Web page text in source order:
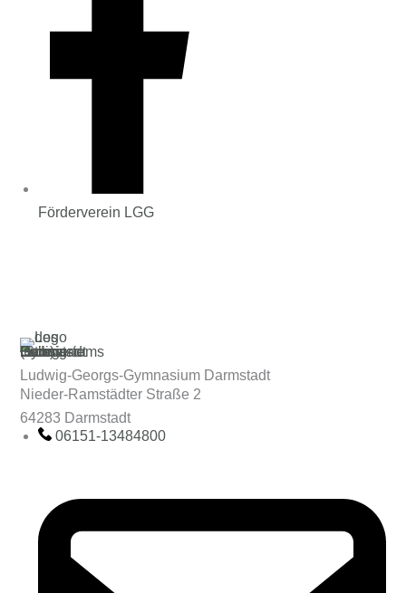
Ludwig-Georgs-Gymnasium Darmstadt
Nieder-Ramstädter Straße 2
64283 Darmstadt
06151-13484800
Förderverein LGG